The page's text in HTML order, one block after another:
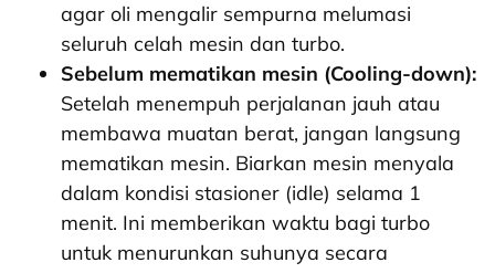
agar oli mengalir sempurna melumasi
seluruh celah mesin dan turbo.
Sebelum mematikan mesin (Cooling-down):
Setelah menempuh perjalanan jauh atau
membawa muatan berat, jangan langsung
mematikan mesin. Biarkan mesin menyala
dalam kondisi stasioner (idle) selama 1
menit. Ini memberikan waktu bagi turbo
untuk menurunkan suhunya secara